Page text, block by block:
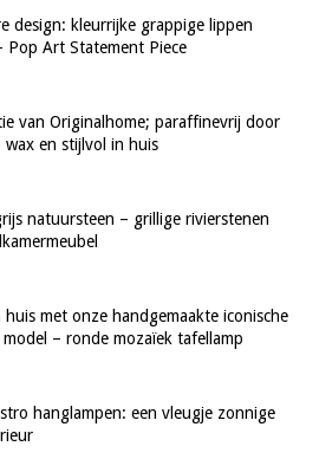
design: kleurrijke grappige lippen
Pop Art Statement Piece
van Originalhome; paraffinevrij door
wax en stijlvol in huis
natuursteen – grillige rivierstenen
huis met onze handgemaakte iconische
model – ronde mozaïek tafellamp
hanglampen: een vleugje zonnige